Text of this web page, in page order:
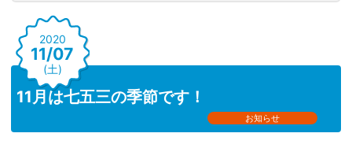
11月は七五三の季節です！
お知らせ
2020
11/07
(土)